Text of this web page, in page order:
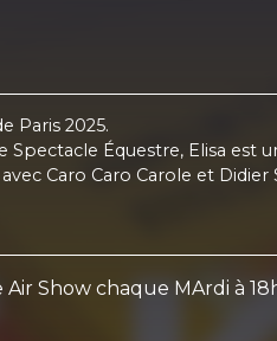
Paris 2025.
Spectacle Équestre, Elisa
Caro Caro Carole et
Show chaque MArdi à